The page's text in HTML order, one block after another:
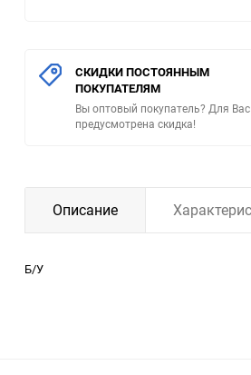
СКИДКИ ПОСТОЯННЫМ
ПОКУПАТЕЛЯМ
Вы оптовый покупатель? Для Вас
предусмотрена скидка!
Описание
Б/У